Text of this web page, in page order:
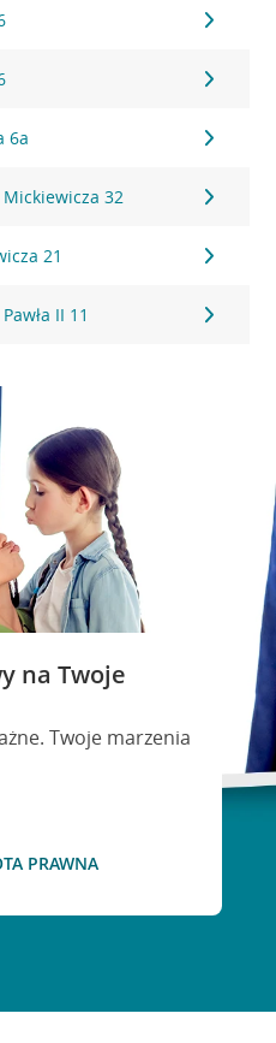
6a
32
21
II 11
na Twoje
Twoje marzenia
PRAWNA